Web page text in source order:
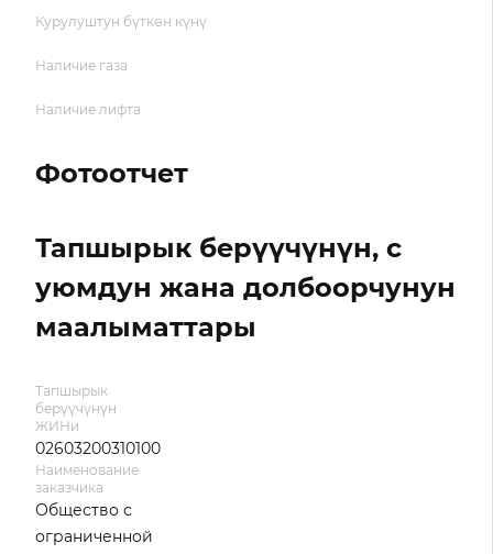
Курулуштун бүткөн күнү
Наличие газа
Наличие лифта
Фотоотчет
Тапшырык берүүчүнүн, с
уюмдун жана долбоорчунун
маалыматтары
Тапшырык
берүүчүнүн
ЖИНи
02603200310100
Наименование
заказчика
Общество с
ограниченной